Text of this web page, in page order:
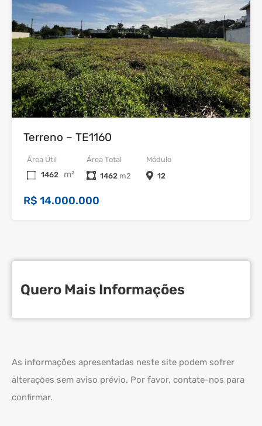
Venda
Terreno – TE1160
Área Útil
1462
m²
Área Total
1462
Módulo
12
R$ 14.000.000
Quero Mais Informações
As informações apresentadas neste site podem sofrer
alterações sem aviso prévio. Por favor, contate-nos para
confirmar.